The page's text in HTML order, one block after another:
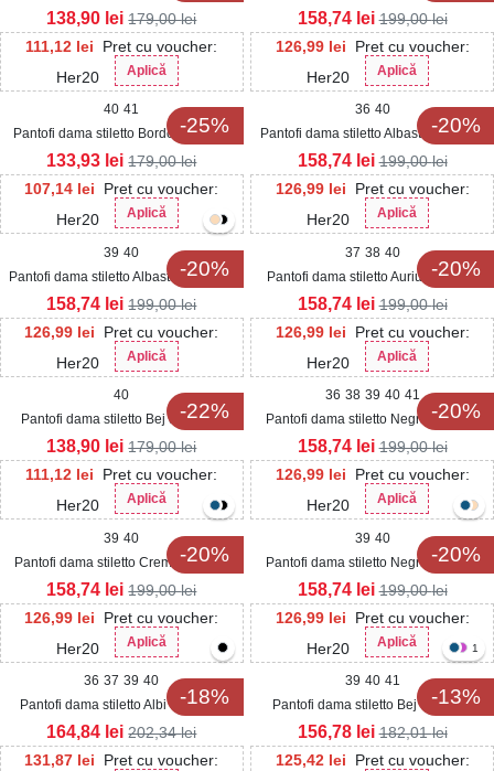
Ecologica Lacuita Reys
111,12 lei
Pret cu voucher:
Her20
Aplică
138,90 lei 179,00lei
Ecologica Lacuita Reys
126,99 lei
Pret cu voucher:
Her20
Aplică
158,74 lei 199,00lei
-25%
40 41
Pantofi dama stiletto Bordo din Piele
Ecologica Intoarsa Reys2
107,14 lei
Pret cu voucher:
Her20
Aplică
133,93 lei 179,00lei
-20%
36 40
Pantofi dama stiletto Albastri din Piele
Ecologica Lacuita Reys
126,99 lei
Pret cu voucher:
Her20
Aplică
158,74 lei 199,00lei
-20%
39 40
Pantofi dama stiletto Albastri din Satin
Marion
126,99 lei
Pret cu voucher:
Her20
Aplică
158,74 lei 199,00lei
-20%
37 38 40
Pantofi dama stiletto Auriu din Piele
Ecologica Lacuita Reys
126,99 lei
Pret cu voucher:
Her20
Aplică
158,74 lei 199,00lei
-22%
40
Pantofi dama stiletto Bej din Piele
Ecologica Intoarsa Reys2
111,12 lei
Pret cu voucher:
Her20
Aplică
138,90 lei 179,00lei
-20%
36 38 39 40 41
Pantofi dama stiletto Negri din Piele
Ecologica Intoarsa Reys2
126,99 lei
Pret cu voucher:
Her20
Aplică
158,74 lei 199,00lei
-20%
39 40
Pantofi dama stiletto Crem din Satin
Marion
126,99 lei
Pret cu voucher:
Her20
Aplică
158,74 lei 199,00lei
-20%
39 40
Pantofi dama stiletto Negri din Satin
Marion
126,99 lei
Pret cu voucher:
Her20
Aplică
158,74 lei 199,00lei
-18%
36 37 39 40
Pantofi dama stiletto Albi din Piele
Ecologica Lanyia
131,87 lei
Pret cu voucher:
164,84 lei 202,34lei
-13%
1
39 40 41
Pantofi dama stiletto Bej din Piele
Ecologica Intoarsa Daniely
125,42 lei
Pret cu voucher:
156,78 lei 182,01lei